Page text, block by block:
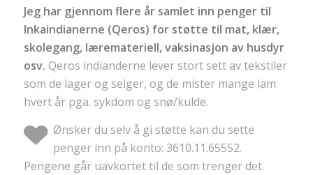
Jeg har gjennom flere år samlet inn penger til
Inkaindianerne (Qeros) for støtte til mat, klær,
skolegang, læremateriell, vaksinasjon av husdyr
osv. Qeros indianderne lever stort sett av tekstiler
som de lager og selger, og de mister mange lam
hvert år pga. sykdom og snø/kulde.
Ønsker du selv å gi støtte kan du sette
penger inn på konto: 3610.11.65552.
Pengene går uavkortet til de som trenger det.